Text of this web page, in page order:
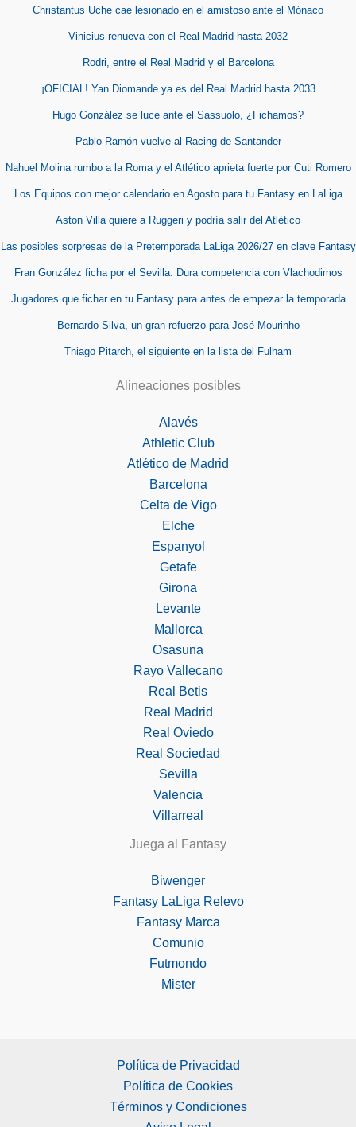
Christantus Uche cae lesionado en el amistoso ante el Mónaco
Vinicius renueva con el Real Madrid hasta 2032
Rodri, entre el Real Madrid y el Barcelona
¡OFICIAL! Yan Diomande ya es del Real Madrid hasta 2033
Hugo González se luce ante el Sassuolo, ¿Fichamos?
Pablo Ramón vuelve al Racing de Santander
Nahuel Molina rumbo a la Roma y el Atlético aprieta fuerte por Cuti Romero
Los Equipos con mejor calendario en Agosto para tu Fantasy en LaLiga
Aston Villa quiere a Ruggeri y podría salir del Atlético
Las posibles sorpresas de la Pretemporada LaLiga 2026/27 en clave Fantasy
Fran González ficha por el Sevilla: Dura competencia con Vlachodimos
Jugadores que fichar en tu Fantasy para antes de empezar la temporada
Bernardo Silva, un gran refuerzo para José Mourinho
Thiago Pitarch, el siguiente en la lista del Fulham
Alineaciones posibles
Alavés
Athletic Club
Atlético de Madrid
Barcelona
Celta de Vigo
Elche
Espanyol
Getafe
Girona
Levante
Mallorca
Osasuna
Rayo Vallecano
Real Betis
Real Madrid
Real Oviedo
Real Sociedad
Sevilla
Valencia
Villarreal
Juega al Fantasy
Biwenger
Fantasy LaLiga Relevo
Fantasy Marca
Comunio
Futmondo
Mister
Política de Privacidad
Política de Cookies
Términos y Condiciones